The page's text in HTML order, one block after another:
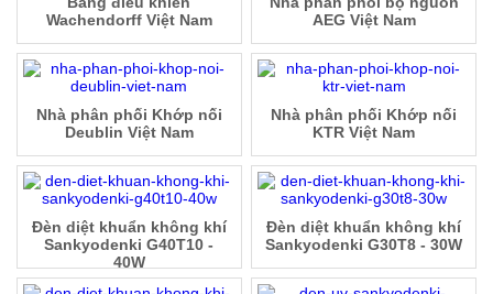
Wachendorff Việt Nam
AEG Việt Nam
Nhà phân phối Khớp nối
Deublin Việt Nam
Nhà phân phối Khớp nối
KTR Việt Nam
Đèn diệt khuẩn không khí
Sankyodenki G40T10 -
40W
Đèn diệt khuẩn không khí
Sankyodenki G30T8 - 30W